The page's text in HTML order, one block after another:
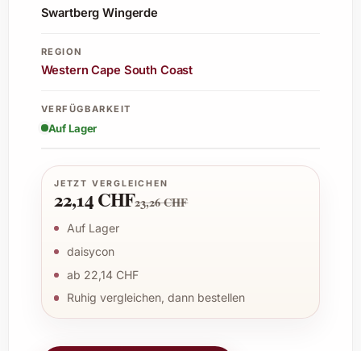
Swartberg Wingerde
REGION
Western Cape South Coast
VERFÜGBARKEIT
Auf Lager
JETZT VERGLEICHEN
22,14 CHF23,26 CHF
Auf Lager
daisycon
ab 22,14 CHF
Ruhig vergleichen, dann bestellen